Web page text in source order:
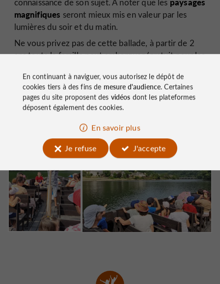
magnifiques seront mieux mis en valeur par les
lumières du soir et du matin.
Ne vous privez pas de cette ballade, à partir de 2
ans toute la famille peut embarquer (gratuit pour les
grande quiétude et amusant, on rigole
franchement ! Une belle initiative pour faire
découvrir le patrimoine local.
En continuant à naviguer, vous autorisez le dépôt de
cookies tiers à des fins de mesure d'audience. Certaines
pages du site proposent des vidéos dont les plateformes
déposent également des cookies.
En savoir plus
Je refuse
J'accepte